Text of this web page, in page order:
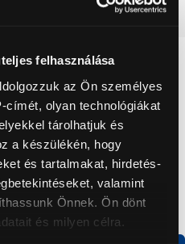
felhasználása
az Ön személyes
címét, olyan technológiákat
tárolhatjuk és
a készülékén, hogy
és tartalmakat, hirdetés-
valamint
Önnek. Ön dönt
és milyen célra.